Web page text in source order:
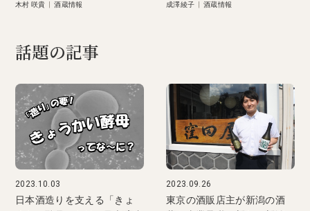
木村 咲貴 |酒蔵情報 成澤綾子 |酒蔵情報
話題の記事
2023.10.03
日本酒造りを支える「きょ
2023.09.26
東京の酒販店主が新潟の酒